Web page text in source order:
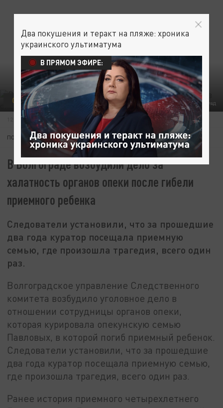
ФОТО: ЦАРЬГРАД
СЕМЬЯ ОБЩЕСТВО ВОЛГОГРАД
12 МАЯ 09:29
ПОДПИШИТЕСЬ:
В Волгограде возбудили дело за
халатность органов опеки после гибели
приемного ребенка
Следователи установили, что за прошедшие
два года куратор посещала приемную
семью, где произошла трагедия, всего один
раз.
Волгоградское управление Следственного
комитета возбудило уголовное дело в
отношении сотрудницы органов опеки,
которая курировала опекунскую семью
Павловых, в которой погиб приемный ребенок.
Следователи установили, что за прошедшие
два года куратор посещала приемную семью,
где произошла трагедия, всего один раз.
Ранее история приемного четырехлетнего
Два покушения и теракт на пляже: хроника
украинского ультиматума
В ПРЯМОМ ЭФИРЕ: